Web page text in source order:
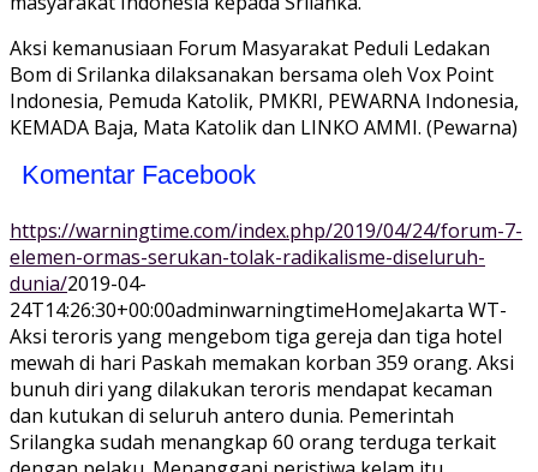
Aksi kemanusiaan Forum Masyarakat Peduli Ledakan
Bom di Srilanka dilaksanakan bersama oleh Vox Point
Indonesia, Pemuda Katolik, PMKRI, PEWARNA Indonesia,
KEMADA Baja, Mata Katolik dan LINKO AMMI. (Pewarna)
Komentar Facebook
https://warningtime.com/index.php/2019/04/24/forum-7-
elemen-ormas-serukan-tolak-radikalisme-diseluruh-
dunia/2019-04-
24T14:26:30+00:00adminwarningtimeHomeJakarta WT-
Aksi teroris yang mengebom tiga gereja dan tiga hotel
mewah di hari Paskah memakan korban 359 orang. Aksi
bunuh diri yang dilakukan teroris mendapat kecaman
dan kutukan di seluruh antero dunia. Pemerintah
Srilangka sudah menangkap 60 orang terduga terkait